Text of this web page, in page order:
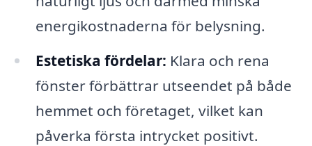
energikostnaderna för belysning.
Estetiska fördelar: Klara och rena
fönster förbättrar utseendet på både
hemmet och företaget, vilket kan
påverka första intrycket positivt.